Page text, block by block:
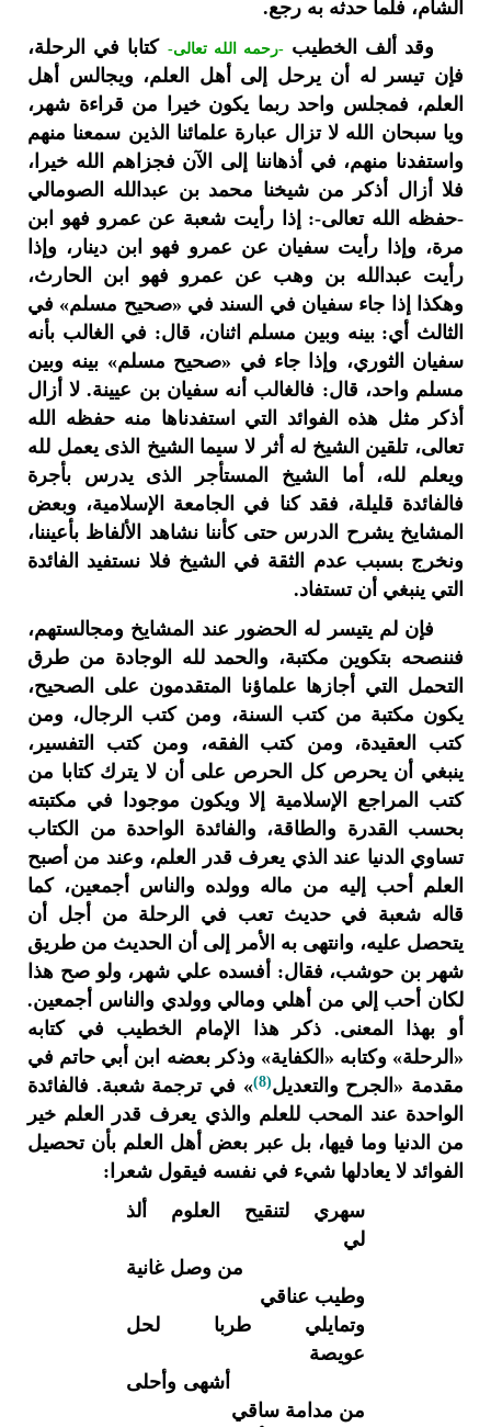
الشام، فلما حدثه به رجع.
وقد ألف الخطيب-رحمه الله تعالى- كتابا في الرحلة،
فإن تيسر له أن يرحل إلى أهل العلم، ويجالس أهل
العلم، فمجلس واحد ربما يكون خيرا من قراءة شهر،
ويا سبحان الله لا تزال عبارة علمائنا الذين سمعنا منهم
واستفدنا منهم، في أذهاننا إلى الآن فجزاهم الله خيرا،
فلا أزال أذكر من شيخنا محمد بن عبدالله الصومالي
-حفظه الله تعالى-: إذا رأيت شعبة عن عمرو فهو ابن
مرة، وإذا رأيت سفيان عن عمرو فهو ابن دينار، وإذا
رأيت عبدالله بن وهب عن عمرو فهو ابن الحارث،
وهكذا إذا جاء سفيان في السند في «صحيح مسلم» في
الثالث أي: بينه وبين مسلم اثنان، قال: في الغالب بأنه
سفيان الثوري، وإذا جاء في «صحيح مسلم» بينه وبين
مسلم واحد، قال: فالغالب أنه سفيان بن عيينة. لا أزال
أذكر مثل هذه الفوائد التي استفدناها منه حفظه الله
تعالى، تلقين الشيخ له أثر لا سيما الشيخ الذى يعمل لله
ويعلم لله، أما الشيخ المستأجر الذى يدرس بأجرة
فالفائدة قليلة، فقد كنا في الجامعة الإسلامية، وبعض
المشايخ يشرح الدرس حتى كأننا نشاهد الألفاظ بأعيننا،
ونخرج بسبب عدم الثقة في الشيخ فلا نستفيد الفائدة
التي ينبغي أن تستفاد.
فإن لم يتيسر له الحضور عند المشايخ ومجالستهم،
فننصحه بتكوين مكتبة، والحمد لله الوجادة من طرق
التحمل التي أجازها علماؤنا المتقدمون على الصحيح،
يكون مكتبة من كتب السنة، ومن كتب الرجال، ومن
كتب العقيدة، ومن كتب الفقه، ومن كتب التفسير،
ينبغي أن يحرص كل الحرص على أن لا يترك كتابا من
كتب المراجع الإسلامية إلا ويكون موجودا في مكتبته
بحسب القدرة والطاقة، والفائدة الواحدة من الكتاب
تساوي الدنيا عند الذي يعرف قدر العلم، وعند من أصبح
العلم أحب إليه من ماله وولده والناس أجمعين، كما
قاله شعبة في حديث تعب في الرحلة من أجل أن
يتحصل عليه، وانتهى به الأمر إلى أن الحديث من طريق
شهر بن حوشب، فقال: أفسده علي شهر، ولو صح هذا
لكان أحب إلي من أهلي ومالي وولدي والناس أجمعين.
أو بهذا المعنى. ذكر هذا الإمام الخطيب في كتابه
«الرحلة» وكتابه «الكفاية» وذكر بعضه ابن أبي حاتم في
مقدمة «الجرح والتعديل(8)
» في ترجمة شعبة. فالفائدة
الواحدة عند المحب للعلم والذي يعرف قدر العلم خير
من الدنيا وما فيها، بل عبر بعض أهل العلم بأن تحصيل
الفوائد لا يعادلها شيء في نفسه فيقول شعرا:
سهري لتنقيح العلوم ألذ
لي
من وصل غانية
وطيب عناقي
وتمايلي طربا لحل
عويصة
أشهى وأحلى
من مدامة ساقي